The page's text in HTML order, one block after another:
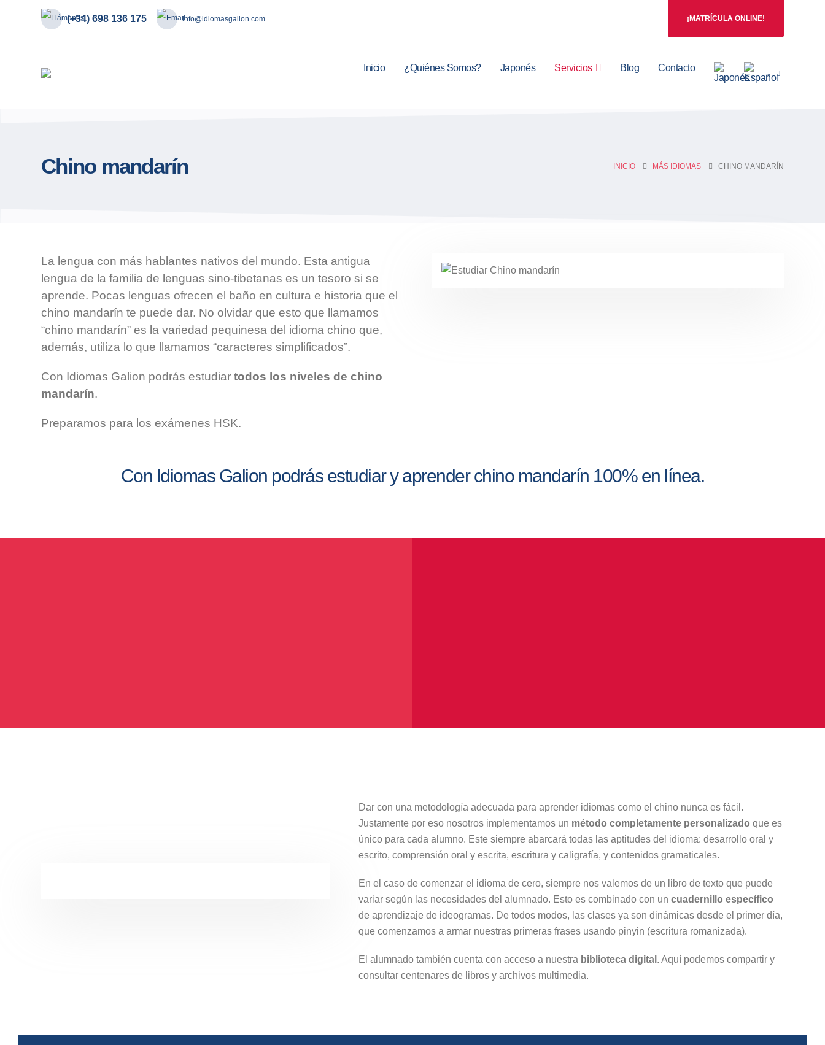
(+34) 698 136 175 info@idiomasgalion.com ¡MATRÍCULA ONLINE!
Inicio ¿Quiénes Somos? Japonés Servicios Blog Contacto
Chino mandarín INICIO MÁS IDIOMAS CHINO MANDARÍN
La lengua con más hablantes nativos del mundo. Esta antigua
lengua de la familia de lenguas sino-tibetanas es un tesoro si se
aprende. Pocas lenguas ofrecen el baño en cultura e historia que el
chino mandarín te puede dar. No olvidar que esto que llamamos
“chino mandarín” es la variedad pequinesa del idioma chino que,
además, utiliza lo que llamamos “caracteres simplificados”.
Con Idiomas Galion podrás estudiar todos los niveles de chino
mandarín.
Preparamos para los exámenes HSK.
Con Idiomas Galion podrás estudiar y aprender chino mandarín 100% en línea.
Dar con una metodología adecuada para aprender idiomas como el chino nunca es fácil.
Justamente por eso nosotros implementamos un método completamente personalizado que es
único para cada alumno. Este siempre abarcará todas las aptitudes del idioma: desarrollo oral y
escrito, comprensión oral y escrita, escritura y caligrafía, y contenidos gramaticales.
En el caso de comenzar el idioma de cero, siempre nos valemos de un libro de texto que puede
variar según las necesidades del alumnado. Esto es combinado con un cuadernillo específico
de aprendizaje de ideogramas. De todos modos, las clases ya son dinámicas desde el primer día,
que comenzamos a armar nuestras primeras frases usando pinyin (escritura romanizada).
El alumnado también cuenta con acceso a nuestra biblioteca digital . Aquí podemos compartir y
consultar centenares de libros y archivos multimedia.